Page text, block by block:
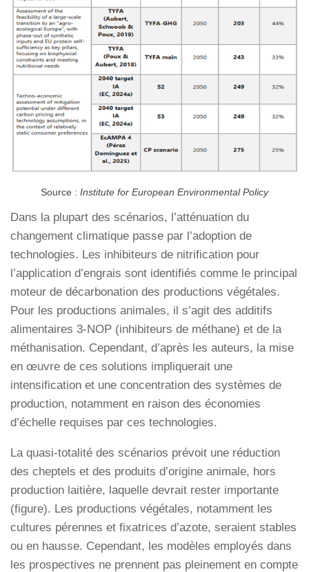
Source : Institute for European Environmental Policy
Dans la plupart des scénarios, l’atténuation du
changement climatique passe par l’adoption de
technologies. Les inhibiteurs de nitrification pour
l’application d’engrais sont identifiés comme le principal
moteur de décarbonation des productions végétales.
Pour les productions animales, il s’agit des additifs
alimentaires 3-NOP (inhibiteurs de méthane) et de la
méthanisation. Cependant, d’après les auteurs, la mise
en œuvre de ces solutions impliquerait une
intensification et une concentration des systèmes de
production, notamment en raison des économies
d’échelle requises par ces technologies.
La quasi-totalité des scénarios prévoit une réduction
des cheptels et des produits d’origine animale, hors
production laitière, laquelle devrait rester importante
(figure). Les productions végétales, notamment les
cultures pérennes et fixatrices d’azote, seraient stables
ou en hausse. Cependant, les modèles employés dans
les prospectives ne prennent pas pleinement en compte